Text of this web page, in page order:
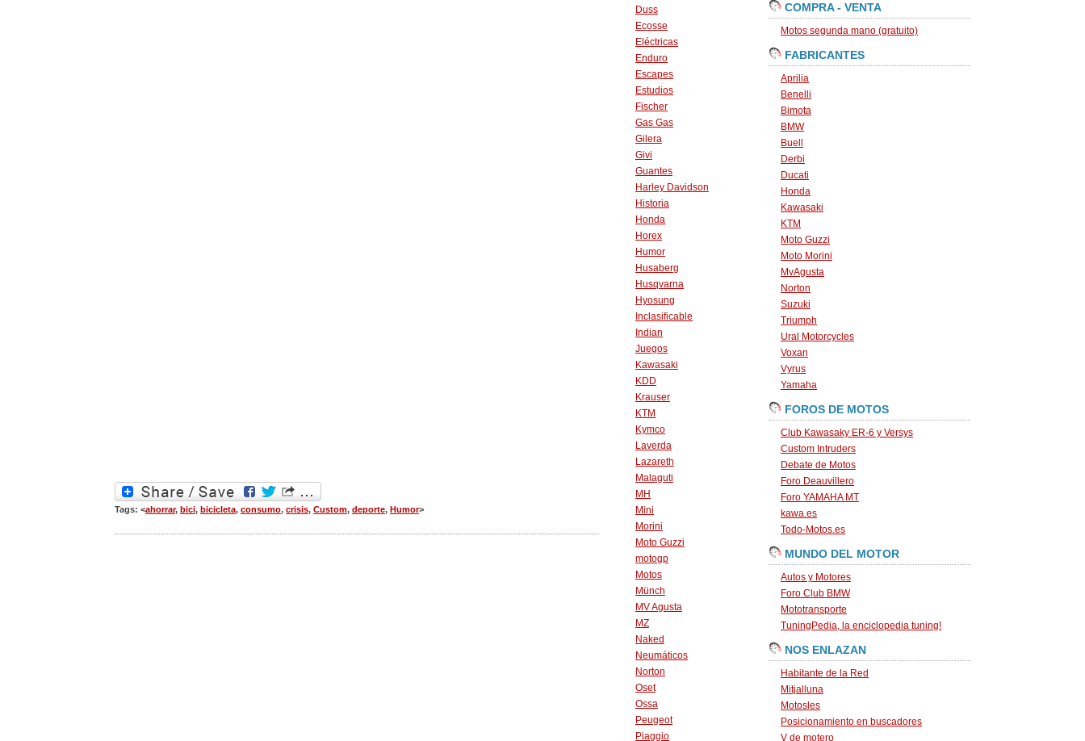
Tags: <ahorrar, bici, bicicleta, consumo, crisis, Custom, deporte, Humor>
Duss
Ecosse
Eléctricas
Enduro
Escapes
Estudios
Fischer
Gas Gas
Gilera
Givi
Guantes
Harley Davidson
Historia
Honda
Horex
Humor
Husaberg
Husqvarna
Hyosung
Inclasificable
Indian
Juegos
Kawasaki
KDD
Krauser
KTM
Kymco
Laverda
Lazareth
Malaguti
MH
Mini
Morini
Moto Guzzi
motogp
Motos
Münch
MV Agusta
MZ
Naked
Neumáticos
Norton
Oset
Ossa
Peugeot
Piaggio
COMPRA - VENTA
Motos segunda mano (gratuito)
FABRICANTES
Aprilia
Benelli
Bimota
BMW
Buell
Derbi
Ducati
Honda
Kawasaki
KTM
Moto Guzzi
Moto Morini
MvAgusta
Norton
Suzuki
Triumph
Ural Motorcycles
Voxan
Vyrus
Yamaha
FOROS DE MOTOS
Club Kawasaky ER-6 y Versys
Custom Intruders
Debate de Motos
Foro Deauvillero
Foro YAMAHA MT
kawa.es
Todo-Motos.es
MUNDO DEL MOTOR
Autos y Motores
Foro Club BMW
Mototransporte
TuningPedia, la enciclopedia tuning!
NOS ENLAZAN
Habitante de la Red
Mitjalluna
Motosles
Posicionamiento en buscadores
V de motero